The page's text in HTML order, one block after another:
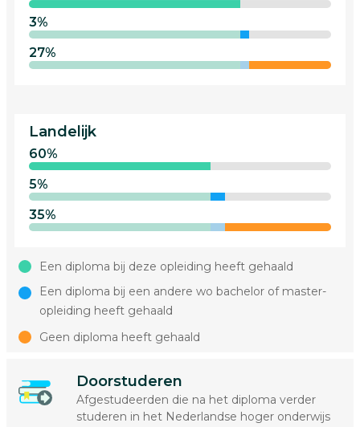
3%
27%
Landelijk
60%
5%
35%
Een diploma bij deze opleiding heeft gehaald
Een diploma bij een andere wo bachelor of master-
opleiding heeft gehaald
Geen diploma heeft gehaald
Doorstuderen
Afgestudeerden die na het diploma verder
studeren in het Nederlandse hoger onderwijs